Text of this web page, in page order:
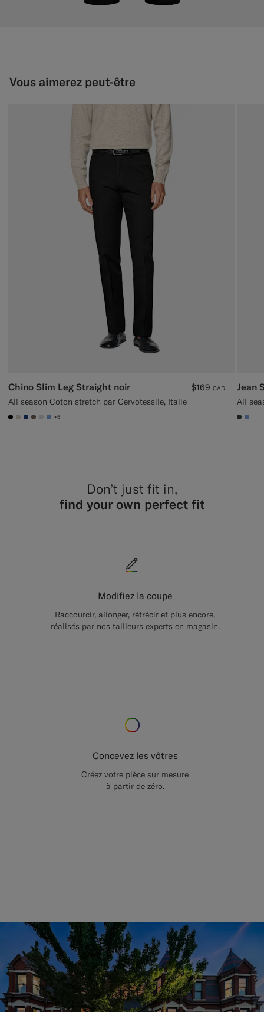
Vous aimerez peut-être
Chino Slim Leg Straight noir
All season Coton stretch par Cervotessile, Italie
$169 CAD
#000000
#D7D1C3
#1C3D7A
#706559
#D9DADA
#82A1DC
+5
Jean
All
Don’t just fit in,
find your own perfect fit
Modifiez la coupe
Raccourcir, allonger, rétrécir et plus encore,
réalisés par nos tailleurs experts en magasin.
Concevez les vôtres
Créez votre pièce sur mesure
à partir de zéro.